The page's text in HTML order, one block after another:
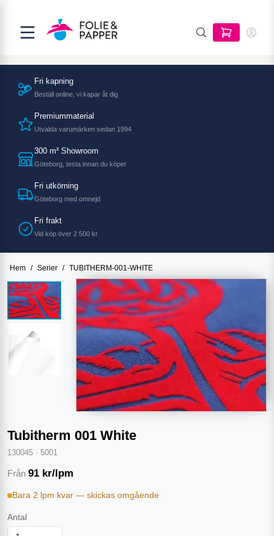
Fri kapning
Beställ online, vi kapar åt dig
Premiummaterial
Utvalda varumärken sedan 1994
300 m² Showroom
Göteborg, testa innan du köper
Fri utkörning
Göteborg med omnejd
Fri frakt
Vid köp över 2 500 kr
Hem / Serier / TUBITHERM-001-WHITE
Tubitherm 001 White
130045 · 5001
Från 91 kr/lpm
Bara 2 lpm kvar — skickas omgående
Antal